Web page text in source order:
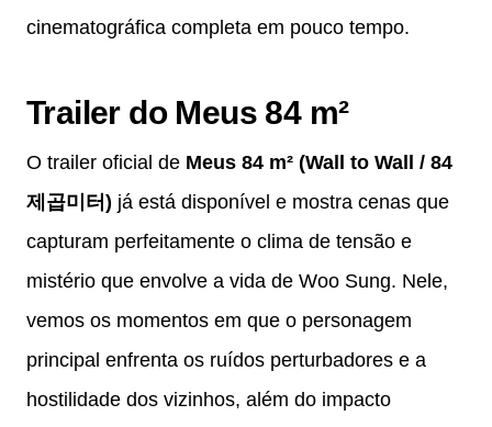
cinematográfica completa em pouco tempo.
Trailer do Meus 84 m²
O trailer oficial de Meus 84 m² (Wall to Wall / 84
제곱미터) já está disponível e mostra cenas que
capturam perfeitamente o clima de tensão e
mistério que envolve a vida de Woo Sung. Nele,
vemos os momentos em que o personagem
principal enfrenta os ruídos perturbadores e a
hostilidade dos vizinhos, além do impacto